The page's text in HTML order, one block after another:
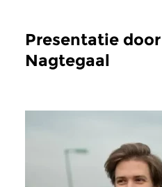
Presentatie
Nagtegaal